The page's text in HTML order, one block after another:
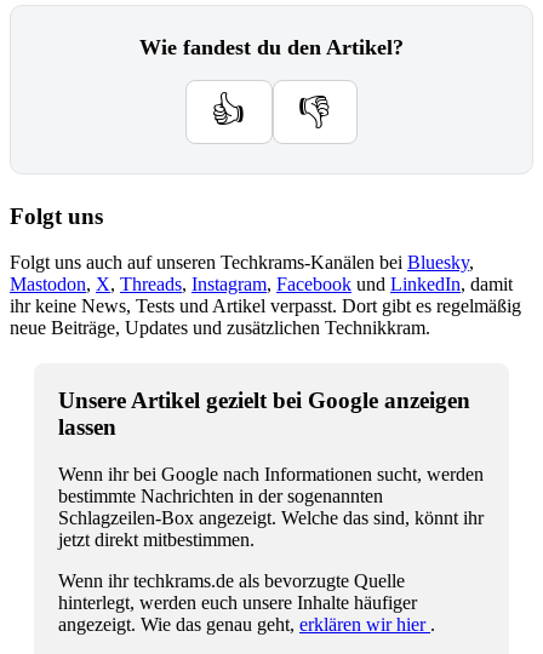
Wie fandest du den Artikel?
👍 👎
Folgt uns
Folgt uns auch auf unseren Techkrams-Kanälen bei Bluesky,
Mastodon, X, Threads, Instagram, Facebook und LinkedIn, damit
ihr keine News, Tests und Artikel verpasst. Dort gibt es regelmäßig
neue Beiträge, Updates und zusätzlichen Technikkram.
Unsere Artikel gezielt bei Google anzeigen
lassen
Wenn ihr bei Google nach Informationen sucht, werden
bestimmte Nachrichten in der sogenannten
Schlagzeilen-Box angezeigt. Welche das sind, könnt ihr
jetzt direkt mitbestimmen.
Wenn ihr techkrams.de als bevorzugte Quelle
hinterlegt, werden euch unsere Inhalte häufiger
angezeigt. Wie das genau geht, erklären wir hier .